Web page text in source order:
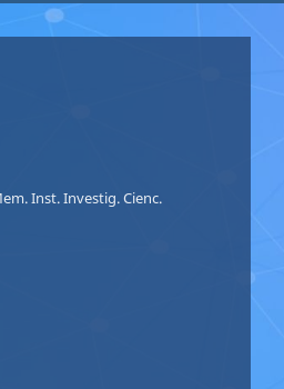
Inst. Investig. Cienc.